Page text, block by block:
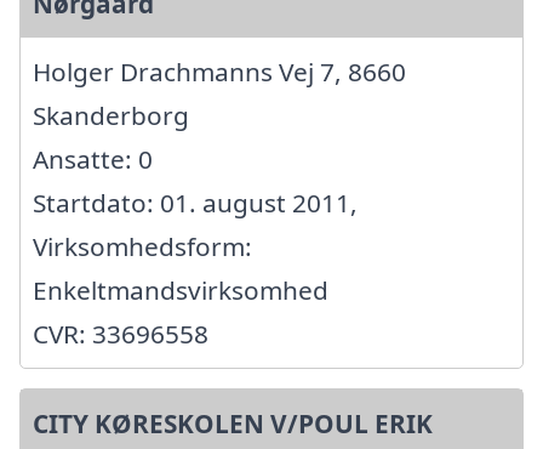
Holger Drachmanns Vej 7, 8660
Skanderborg
Ansatte: 0
Startdato: 01. august 2011,
Virksomhedsform:
Enkeltmandsvirksomhed
CVR: 33696558
CITY KØRESKOLEN V/POUL ERIK